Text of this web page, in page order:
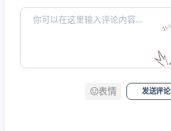
表情 发送评论